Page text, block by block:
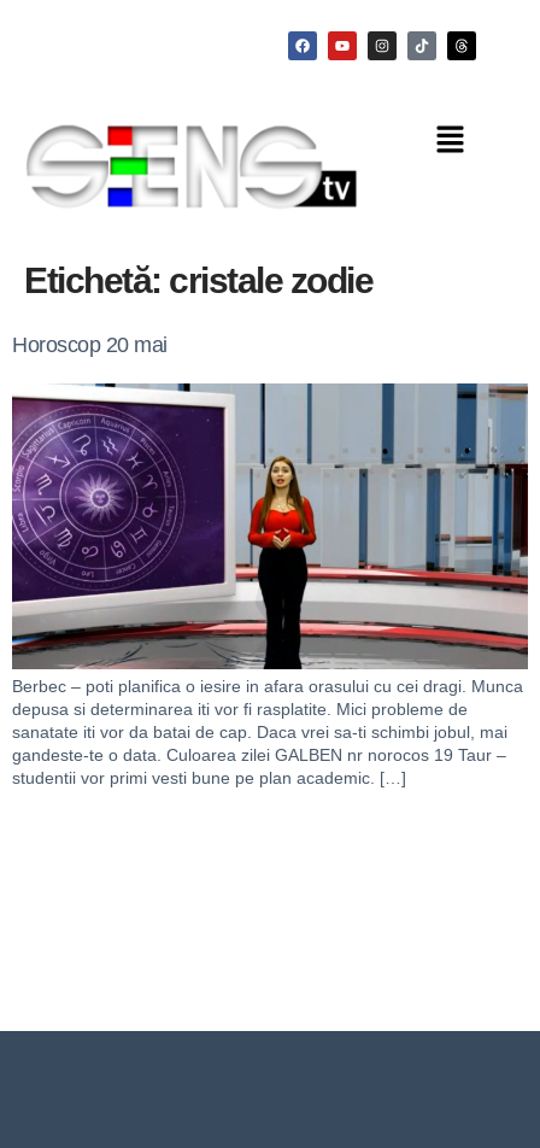
Etichetă: cristale zodie
Horoscop 20 mai
Berbec – poti planifica o iesire in afara orasului cu cei dragi. Munca
depusa si determinarea iti vor fi rasplatite. Mici probleme de
sanatate iti vor da batai de cap. Daca vrei sa-ti schimbi jobul, mai
gandeste-te o data. Culoarea zilei GALBEN nr norocos 19 Taur –
studentii vor primi vesti bune pe plan academic. […]